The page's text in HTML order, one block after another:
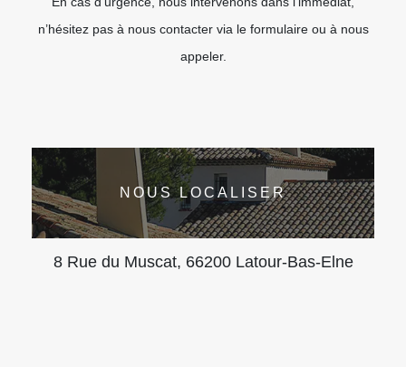
n’hésitez pas à nous contacter via le formulaire ou à nous
appeler.
NOUS LOCALISER
8 Rue du Muscat, 66200 Latour-Bas-Elne